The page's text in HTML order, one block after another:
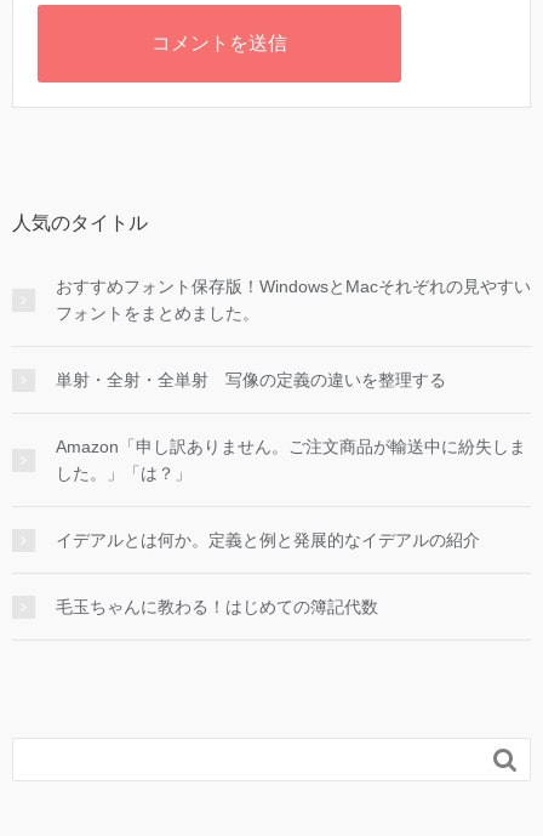
人気のタイトル
おすすめフォント保存版！WindowsとMacそれぞれの見やすい
フォントをまとめました。
単射・全射・全単射 写像の定義の違いを整理する
Amazon「申し訳ありません。ご注文商品が輸送中に紛失しま
した。」「は？」
イデアルとは何か。定義と例と発展的なイデアルの紹介
毛玉ちゃんに教わる！はじめての簿記代数
